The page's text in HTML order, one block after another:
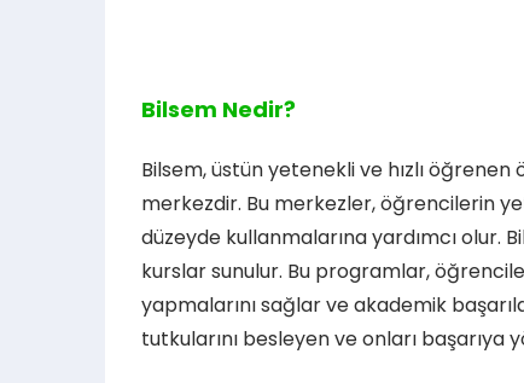
Bilsem Nedir?
Bilsem, üstün yetenekli ve hızlı
merkezdir. Bu merkezler, öğrencilerin
düzeyde kullanmalarına yardımcı
kurslar sunulur. Bu programlar,
yapmalarını sağlar ve akademik
tutkularını besleyen ve onları